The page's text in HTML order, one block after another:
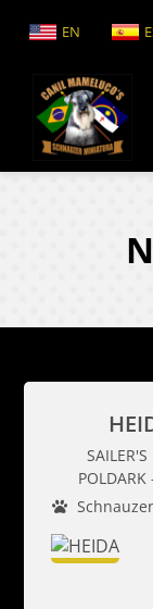
EN
POLDARK